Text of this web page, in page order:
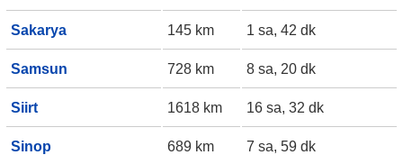
Sakarya 145 km 1 sa, 42 dk
Samsun 728 km 8 sa, 20 dk
Siirt 1618 km 16 sa, 32 dk
Sinop 689 km 7 sa, 59 dk